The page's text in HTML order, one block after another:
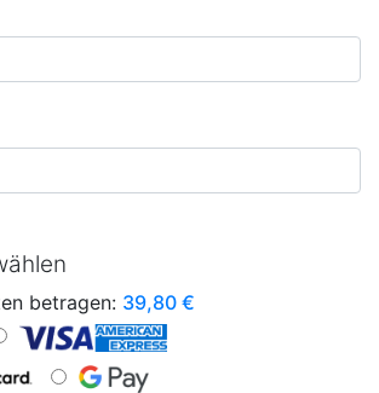
betragen: 39,80 €